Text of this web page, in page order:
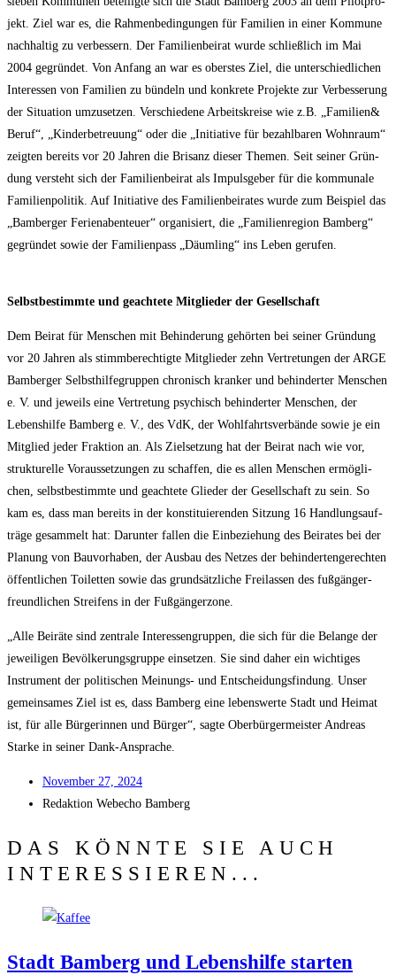
jekt. Ziel war es, die Rah­men­be­din­gun­gen für Fami­li­en in einer Kom­mu­ne
nach­hal­tig zu ver­bes­sern. Der Fami­li­en­bei­rat wur­de schließ­lich im Mai
2004 gegrün­det. Von Anfang an war es obers­tes Ziel, die unter­schied­li­chen
Inter­es­sen von Fami­li­en zu bün­deln und kon­kre­te Pro­jek­te zur Ver­bes­se­rung
der Situa­ti­on umzu­set­zen. Ver­schie­de­ne Arbeits­krei­se wie z.B. „Familien&
Beruf“, „Kin­der­be­treu­ung“ oder die „Initia­ti­ve für bezahl­ba­ren Wohn­raum“
zeig­ten bereits vor 20 Jah­ren die Bri­sanz die­ser The­men. Seit sei­ner Grün­
dung ver­steht sich der Fami­li­en­bei­rat als Impuls­ge­ber für die kom­mu­na­le
Fami­li­en­po­li­tik. Auf Initia­ti­ve des Fami­li­en­bei­ra­tes wur­de zum Bei­spiel das
„Bam­ber­ger Feri­en­aben­teu­er“ orga­ni­siert, die „Fami­li­en­re­gi­on Bam­berg“
gegrün­det sowie der Fami­li­en­pass „Däum­ling“ ins Leben gerufen.
Selbst­be­stimm­te und geach­te­te Mit­glie­der der Gesellschaft
Dem Bei­rat für Men­schen mit Behin­de­rung gehör­ten bei sei­ner Grün­dung
vor 20 Jah­ren als stimm­be­rech­tig­te Mit­glie­der zehn Ver­tre­tun­gen der ARGE
Bam­ber­ger Selbst­hil­fe­grup­pen chro­nisch kran­ker und behin­der­ter Men­schen
e. V. und jeweils eine Ver­tre­tung psy­chisch behin­der­ter Men­schen, der
Lebens­hil­fe Bam­berg e. V., des VdK, der Wohl­fahrts­ver­bän­de sowie je ein
Mit­glied jeder Frak­ti­on an. Als Ziel­set­zung hat der Bei­rat nach wie vor,
struk­tu­rel­le Vor­aus­set­zun­gen zu schaf­fen, die es allen Men­schen ermög­li­
chen, selbst­be­stimm­te und geach­te­te Glie­der der Gesell­schaft zu sein. So
kam es, dass man bereits in der kon­sti­tu­ie­ren­den Sit­zung 16 Hand­lungs­auf­
trä­ge gesam­melt hat: Dar­un­ter fal­len die Ein­be­zie­hung des Bei­ra­tes bei der
Pla­nung von Bau­vor­ha­ben, der Aus­bau des Net­zes der behin­der­ten­ge­rech­ten
öffent­li­chen Toi­let­ten sowie das grund­sätz­li­che Frei­las­sen des fuß­gän­ger­
freund­li­chen Strei­fens in der Fußgängerzone.
„Alle Bei­rä­te sind zen­tra­le Inter­es­sen­grup­pen, die sich für die Belan­ge der
jewei­li­gen Bevöl­ke­rungs­grup­pe ein­set­zen. Sie sind daher ein wich­ti­ges
Instru­ment der poli­ti­schen Mei­nungs- und Ent­schei­dungs­fin­dung. Unser
gemein­sa­mes Ziel ist es, dass Bam­berg eine lebens­wer­te Stadt und Hei­mat
ist, für alle Bür­ge­rin­nen und Bür­ger“, sag­te Ober­bür­ger­meis­ter Andre­as
Star­ke in sei­ner Dank-Ansprache.
Novem­ber 27, 2024
Redak­ti­on Web­echo Bamberg
DAS KÖNNTE SIE AUCH
INTERESSIEREN...
Stadt Bam­berg und Lebens­hil­fe star­ten